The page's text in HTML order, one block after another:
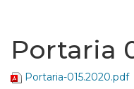
Portaria
Portaria-015.2020.pdf